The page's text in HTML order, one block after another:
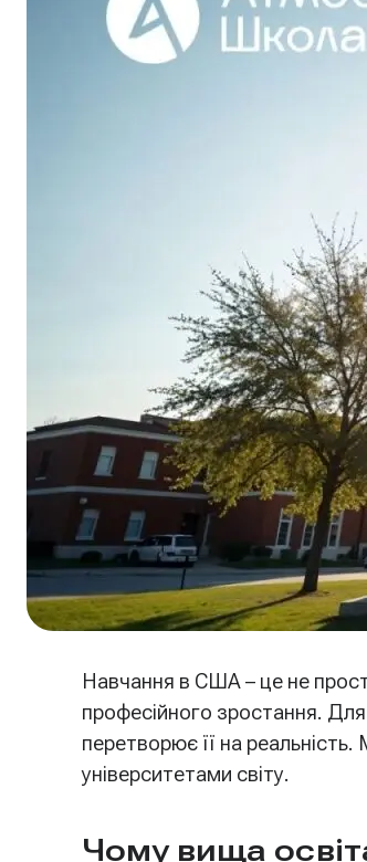
Навчання в США – це не
професійного зростання.
перетворює її на
університетами світу.
Чому вища